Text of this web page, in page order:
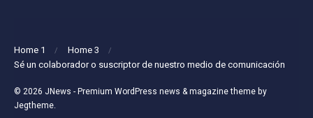
Home 1
Home 3
Sé un colaborador o suscriptor de nuestro medio de comunicación
© 2026 JNews - Premium WordPress news & magazine theme by
Jegtheme.